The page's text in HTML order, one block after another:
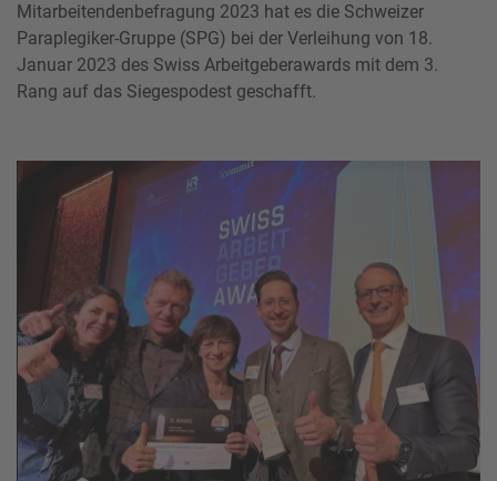
Mitarbeitendenbefragung 2023 hat es die Schweizer
Paraplegiker-Gruppe (SPG) bei der Verleihung von 18.
Januar 2023 des Swiss Arbeitgeberawards mit dem 3.
Rang auf das Siegespodest geschafft.